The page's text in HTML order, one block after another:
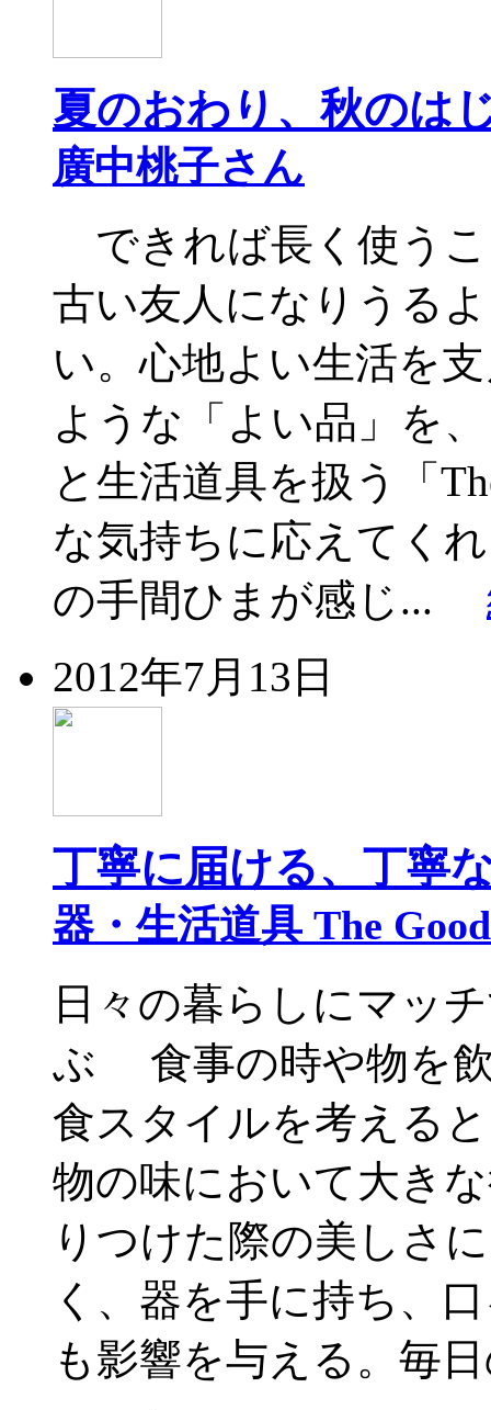
夏のおわり、秋のは
廣中桃子さん
できれば長く使う
古い友人になりうる
い。心地よい生活を
ような「よい品」を
と生活道具を扱う「
な気持ちに応えてく
の手間ひまが感じ...
2012年7月13日
丁寧に届ける、丁寧
器・生活道具 The
日々の暮らしにマッ
ぶ 食事の時や物を飲
食スタイルを考える
物の味において大き
りつけた際の美しさ
く、器を手に持ち、
も影響を与える。毎